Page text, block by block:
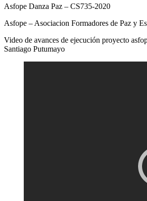
Asfope Danza Paz – CS735-2020
Asfope – Asociacion Formadores de Paz y
Video de avances de ejecución proyecto
Santiago Putumayo